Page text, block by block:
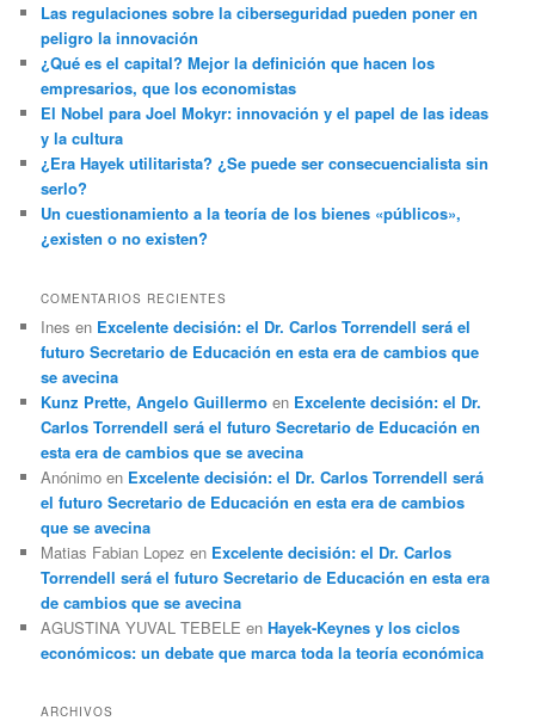
Las regulaciones sobre la ciberseguridad pueden poner en
peligro la innovación
¿Qué es el capital? Mejor la definición que hacen los
empresarios, que los economistas
El Nobel para Joel Mokyr: innovación y el papel de las ideas
y la cultura
¿Era Hayek utilitarista? ¿Se puede ser consecuencialista sin
serlo?
Un cuestionamiento a la teoría de los bienes «públicos»,
¿existen o no existen?
COMENTARIOS RECIENTES
Ines en Excelente decisión: el Dr. Carlos Torrendell será el
futuro Secretario de Educación en esta era de cambios que
se avecina
Kunz Prette, Angelo Guillermo en Excelente decisión: el Dr.
Carlos Torrendell será el futuro Secretario de Educación en
esta era de cambios que se avecina
Anónimo en Excelente decisión: el Dr. Carlos Torrendell será
el futuro Secretario de Educación en esta era de cambios
que se avecina
Matias Fabian Lopez en Excelente decisión: el Dr. Carlos
Torrendell será el futuro Secretario de Educación en esta era
de cambios que se avecina
AGUSTINA YUVAL TEBELE enHayek-Keynes y los ciclos
económicos: un debate que marca toda la teoría económica
ARCHIVOS